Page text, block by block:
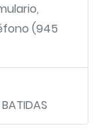
(945